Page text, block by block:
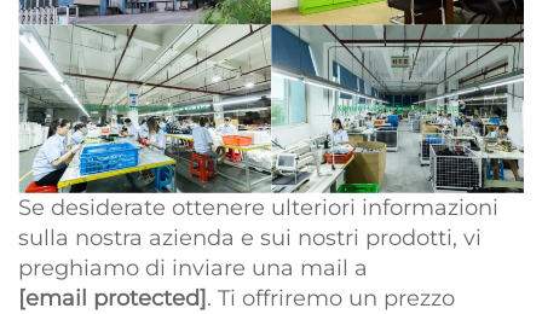
Se desiderate ottenere ulteriori informazioni
sulla nostra azienda e sui nostri prodotti, vi
preghiamo di inviare una mail a
[email protected]. Ti offriremo un prezzo